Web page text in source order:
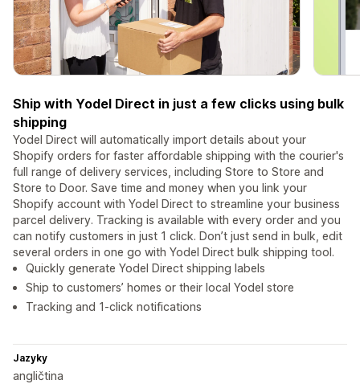
Ship with Yodel Direct in just a few clicks using bulk
shipping
Yodel Direct will automatically import details about your
Shopify orders for faster affordable shipping with the courier's
full range of delivery services, including Store to Store and
Store to Door. Save time and money when you link your
Shopify account with Yodel Direct to streamline your business
parcel delivery. Tracking is available with every order and you
can notify customers in just 1 click. Don’t just send in bulk, edit
several orders in one go with Yodel Direct bulk shipping tool.
Quickly generate Yodel Direct shipping labels
Ship to customers’ homes or their local Yodel store
Tracking and 1-click notifications
Jazyky
angličtina